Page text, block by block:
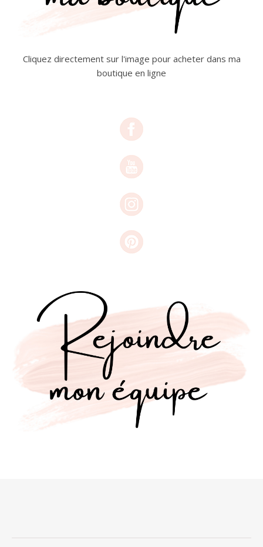
Cliquez directement sur l'image pour acheter dans ma
boutique en ligne